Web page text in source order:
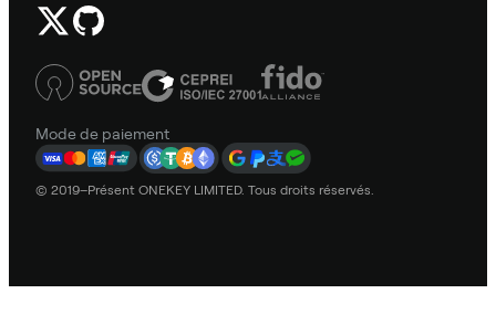
Mode de paiement
© 2019–Présent ONEKEY LIMITED. Tous droits réservés.